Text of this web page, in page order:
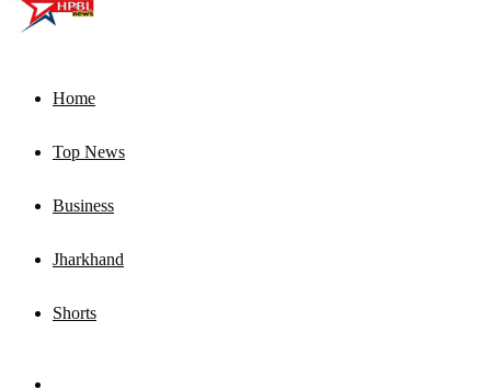
Home
Top News
Business
Jharkhand
Shorts